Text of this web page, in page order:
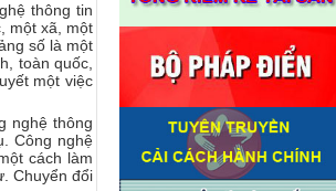
thông tin
một xã, một
số là một
toàn quốc,
một việc
nghệ thông
Công nghệ
cách làm
Chuyển đổi